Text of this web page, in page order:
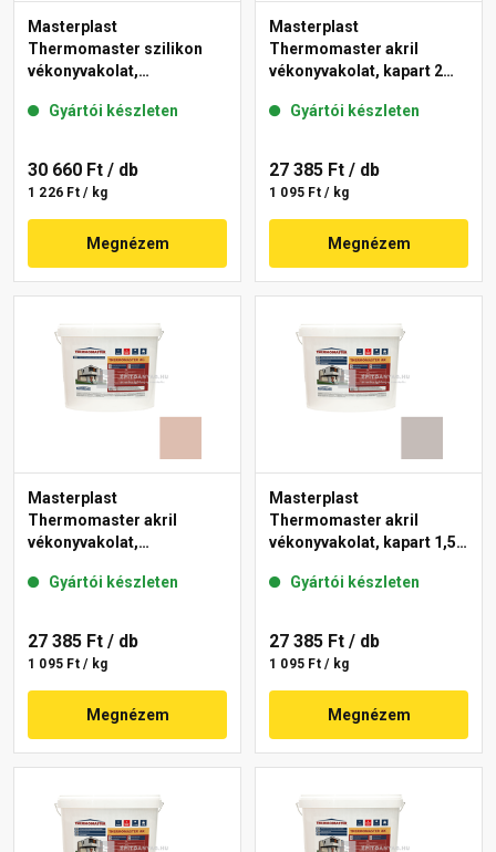
Masterplast
Thermomaster szilikon
vékonyvakolat,
14-D 25 kg
Gyártói készleten
30 660 Ft / db
1 226 Ft / kg
Megnézem
Masterplast
Thermomaster akril
vékonyvakolat, kapart 2
Gyártói készleten
27 385 Ft / db
1 095 Ft / kg
Megnézem
Masterplast
Thermomaster akril
vékonyvakolat,
13-D 25 kg
Gyártói készleten
27 385 Ft / db
1 095 Ft / kg
Megnézem
Masterplast
Thermomaster akril
vékonyvakolat, kapart 1,5
Gyártói készleten
27 385 Ft / db
1 095 Ft / kg
Megnézem